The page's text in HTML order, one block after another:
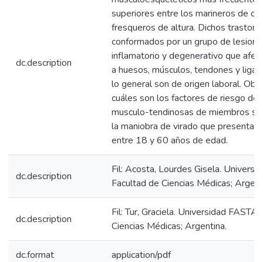
dc.description
superiores entre los marineros de
fresqueros de altura. Dichos
conformados por un grupo de
inflamatorio y degenerativo que
a huesos, músculos, tendones y
lo general son de origen laboral.
cuáles son los factores de riesgo de
musculo-tendinosas de miembros
la maniobra de virado que
entre 18 y 60 años de edad.
dc.description
Fil: Acosta, Lourdes Gisela.
Facultad de Ciencias Médicas;
dc.description
Fil: Tur, Graciela. Universidad
Ciencias Médicas; Argentina.
dc.format application/pdf